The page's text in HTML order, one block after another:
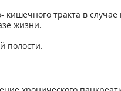
тракта в
жизни.
полости.